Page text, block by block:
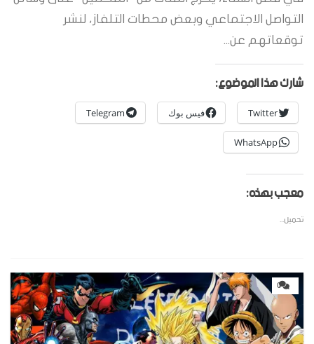
التواصل الاجتماعي وبعض محطات التلفاز، لنشر
توقعاتهم عن...
شارك هذا الموضوع:
Twitter فيس بوك Telegram
WhatsApp
معجب بهذه:
تحميل...
0